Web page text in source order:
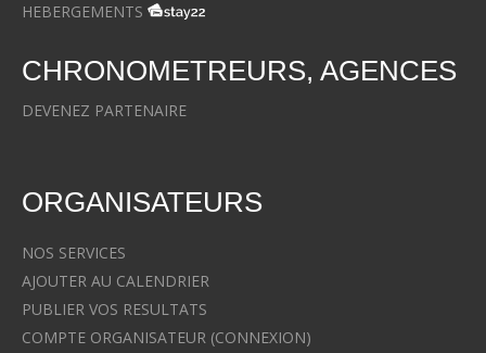
HEBERGEMENTS
CHRONOMETREURS, AGENCES
DEVENEZ PARTENAIRE
ORGANISATEURS
NOS SERVICES
AJOUTER AU CALENDRIER
PUBLIER VOS RESULTATS
COMPTE ORGANISATEUR (CONNEXION)